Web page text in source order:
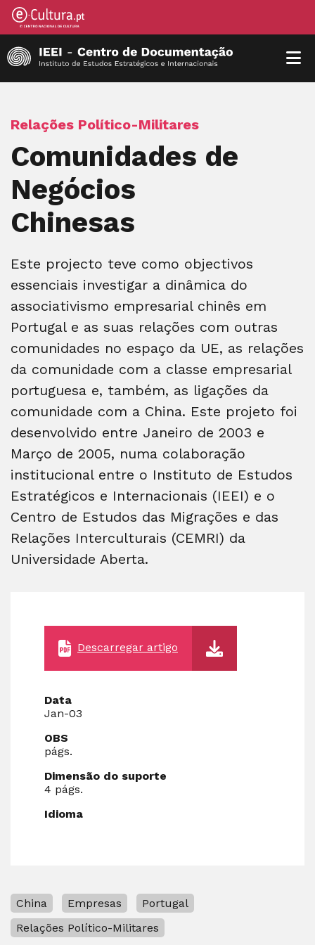
Relações Político-Militares
Comunidades de
Negócios
Chinesas
Este projecto teve como objectivos
essenciais investigar a dinâmica do
associativismo empresarial chinês em
Portugal e as suas relações com outras
comunidades no espaço da UE, as relações
da comunidade com a classe empresarial
portuguesa e, também, as ligações da
comunidade com a China. Este projeto foi
desenvolvido entre Janeiro de 2003 e
Março de 2005, numa colaboração
institucional entre o Instituto de Estudos
Estratégicos e Internacionais (IEEI) e o
Centro de Estudos das Migrações e das
Relações Interculturais (CEMRI) da
Universidade Aberta.
Descarregar artigo
Data
Jan-03
OBS
págs.
Dimensão do suporte
4 págs.
Idioma
China Empresas
Portugal
Relações Político-Militares